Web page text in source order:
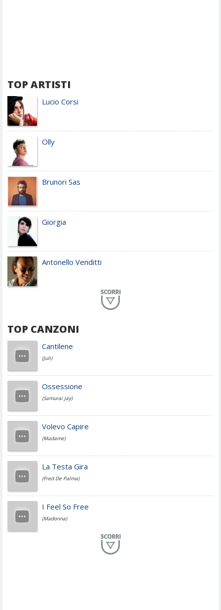
TOP ARTISTI
Lucio Corsi
Olly
Brunori Sas
Giorgia
Antonello Venditti
Achille Lauro
Cesare Cremonini
Jovanotti
Fedez
Simone Cristicchi
TOP CANZONI
Cantilene
(Juli)
Ossessione
(Samurai Jay)
Volevo Capire
(Madame)
La Testa Gira
(Fred De Palma)
I Feel So Free
(Madonna)